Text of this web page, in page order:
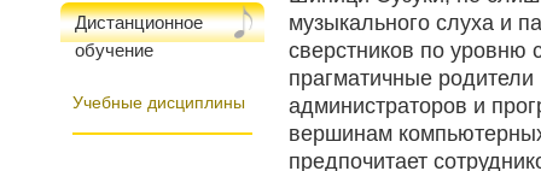
Дистанционное
обучение
Учебные дисциплины
музыкального слуха и
сверстников по уровню
прагматичные
администраторов и
вершинам
предпочитает